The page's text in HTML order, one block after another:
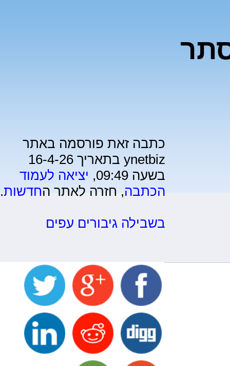
כתבה זאת פורסמה באתר
ynetbiz בתאריך 16-4-26
בשעה 09:49,
יציאה לעמוד
הכתבה, חזרה לאתר החדשות.
בשבילה גיבורים עפים